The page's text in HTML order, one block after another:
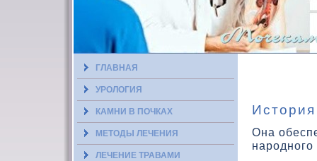
ГЛАВНАЯ
УРОЛОГИЯ
КАМНИ В ПОЧКАХ
МЕТОДЫ ЛЕЧЕНИЯ
ЛЕЧЕНИЕ ТРАВАМИ
Она